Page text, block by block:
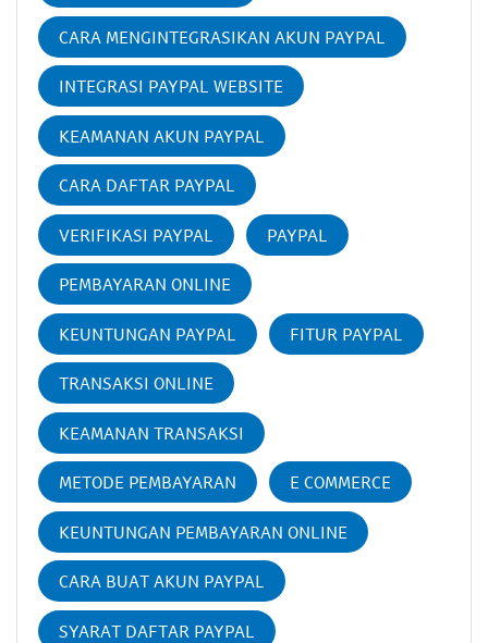
CARA MENGINTEGRASIKAN AKUN PAYPAL
INTEGRASI PAYPAL WEBSITE
KEAMANAN AKUN PAYPAL
CARA DAFTAR PAYPAL
VERIFIKASI PAYPAL PAYPAL
PEMBAYARAN ONLINE
KEUNTUNGAN PAYPAL FITUR PAYPAL
TRANSAKSI ONLINE
KEAMANAN TRANSAKSI
METODE PEMBAYARAN E COMMERCE
KEUNTUNGAN PEMBAYARAN ONLINE
CARA BUAT AKUN PAYPAL
SYARAT DAFTAR PAYPAL